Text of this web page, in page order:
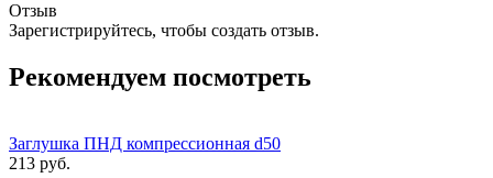
Отзыв
Зарегистрируйтесь, чтобы создать отзыв.
Рекомендуем посмотреть
Заглушка ПНД компрессионная d50
213 руб.